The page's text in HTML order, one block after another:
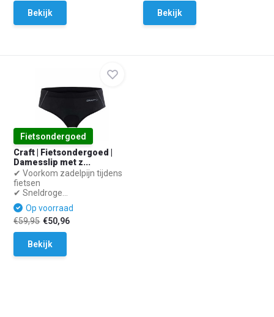
Bekijk Bekijk
Fietsondergoed
Craft | Fietsondergoed |
Damesslip met z...
✔ Voorkom zadelpijn tijdens
fietsen
✔ Sneldroge...
Op voorraad
€59,95 €50,96
Bekijk